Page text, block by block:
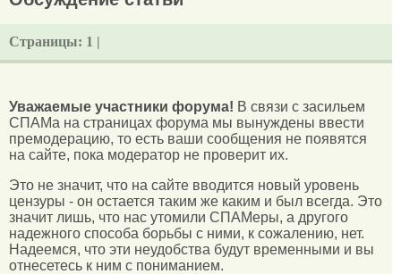
Страницы: 1 |
Уважаемые участники форума! В связи с засильем
СПАМа на страницах форума мы вынуждены ввести
премодерацию, то есть ваши сообщения не появятся
на сайте, пока модератор не проверит их.
Это не значит, что на сайте вводится новый уровень
цензуры - он остается таким же каким и был всегда. Это
значит лишь, что нас утомили СПАМеры, а другого
надежного способа борьбы с ними, к сожалению, нет.
Надеемся, что эти неудобства будут временными и вы
отнесетесь к ним с пониманием.